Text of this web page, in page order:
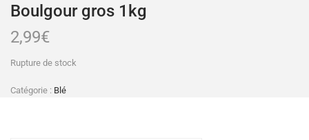
Boulgour gros 1kg
2,99€
Rupture de stock
Catégorie : Blé